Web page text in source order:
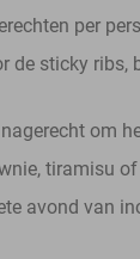
per
de sticky ribs,
om
tiramisu
avond van